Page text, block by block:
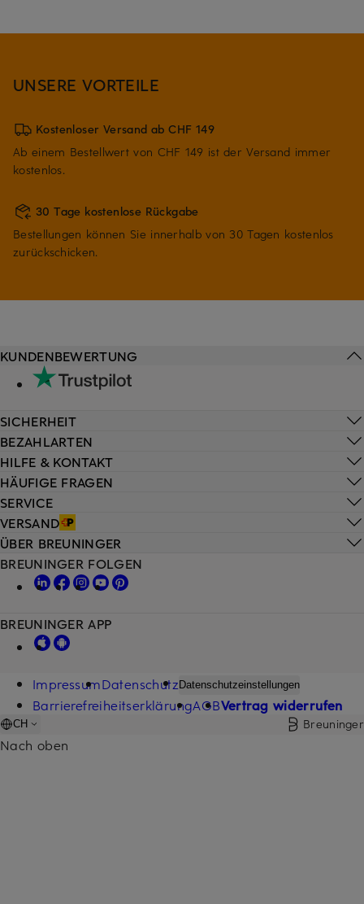
UNSERE VORTEILE
Kostenloser Versand ab CHF 149
Ab einem Bestellwert von CHF 149 ist der Versand immer
kostenlos.
30 Tage kostenlose Rückgabe
Bestellungen können Sie innerhalb von 30 Tagen kostenlos
zurückschicken.
HILFE & KONTAKT
HÄUFIGE FRAGEN
SERVICE
VERSAND
KUNDENBEWERTUNG
SICHERHEIT
BEZAHLARTEN
ÜBER BREUNINGER
BREUNINGER FOLGEN
BREUNINGER APP
ImpressumDatenschutz Datenschutzeinstellungen
BarrierefreiheitserklärungAGBVertrag widerrufen
CH Breuninger
Nach oben